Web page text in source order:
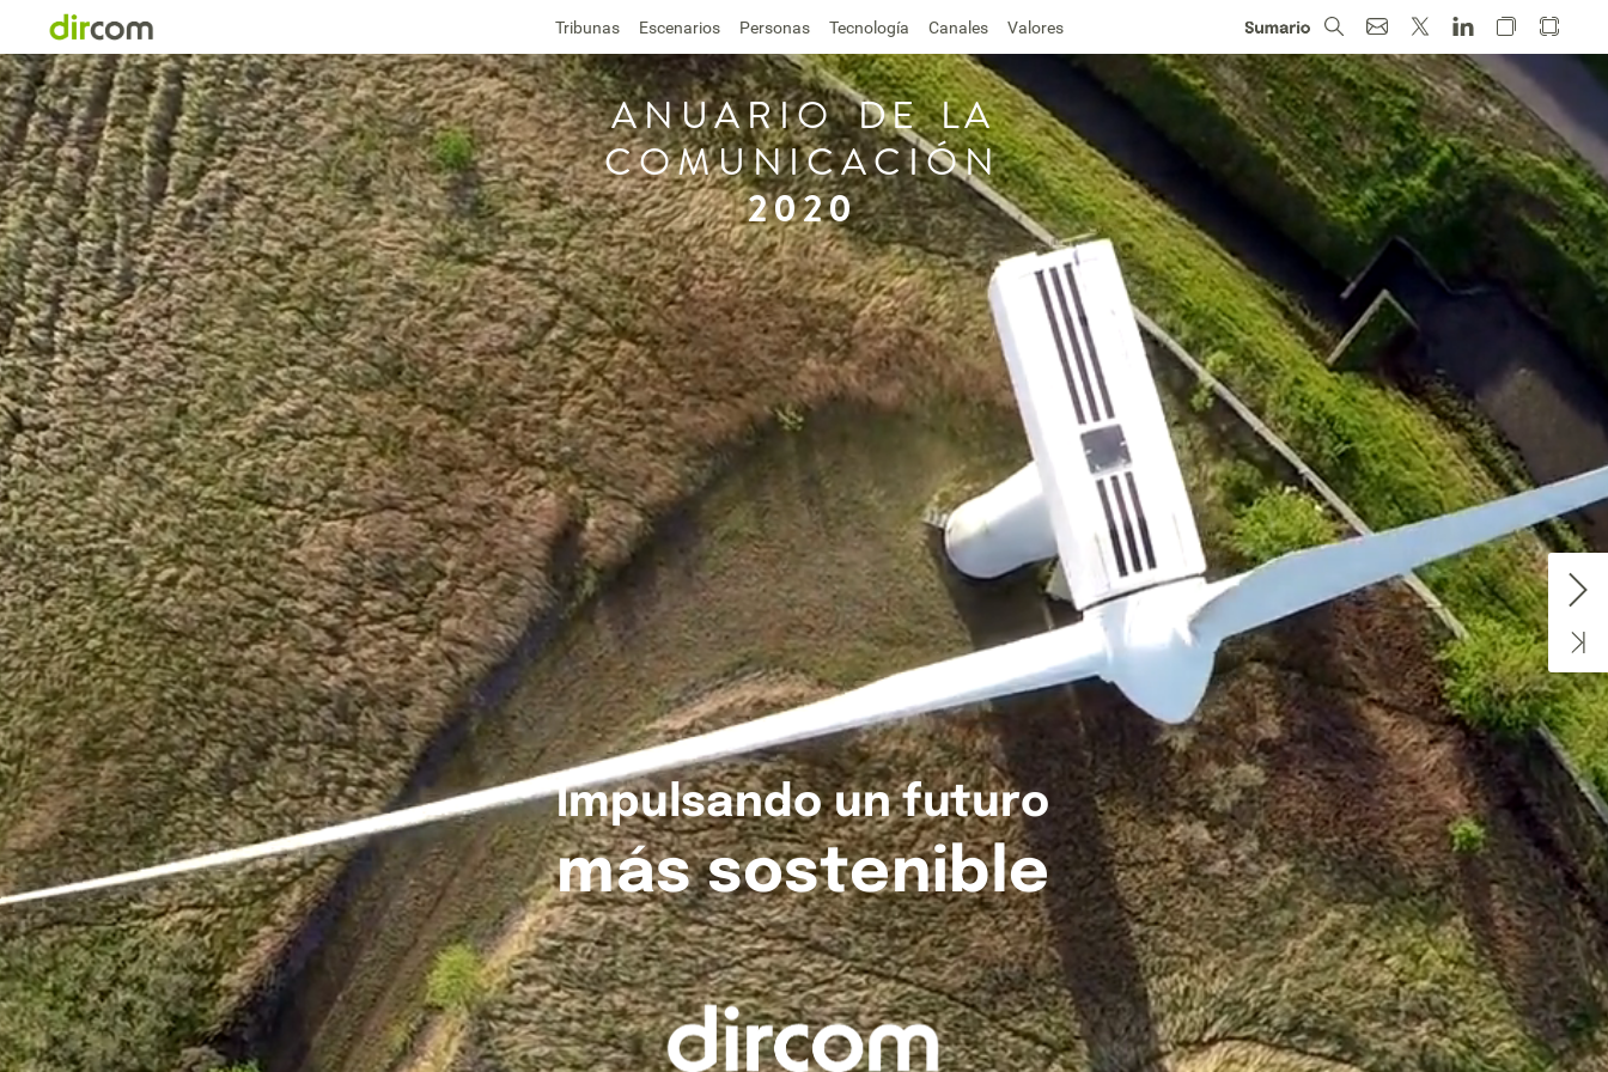
Tribunas Escenarios Personas Tecnología Canales Valores
ANUARIO DE LA
COMUNICACIÓN
2020
Impulsando un futuro
más sostenible